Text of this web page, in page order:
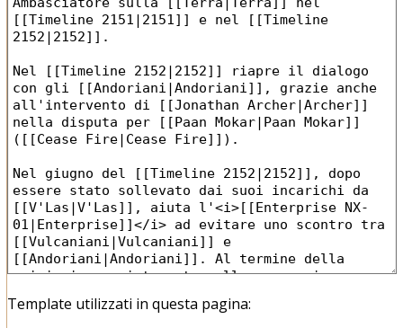
Template utilizzati in questa pagina: